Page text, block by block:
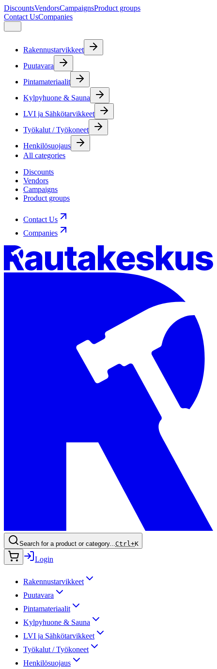
DiscountsVendorsCampaignsProduct groups
Contact UsCompanies
Rakennustarvikkeet
Puutavara
Pintamateriaalit
Kylpyhuone & Sauna
LVI ja Sähkötarvikkeet
Työkalut / Työkoneet
Henkilösuojaus
All categories
Discounts
Vendors
Campaigns
Product groups
Contact Us
Companies
Search for a product or category...Ctrl+K
Login
Rakennustarvikkeet
Puutavara
Pintamateriaalit
Kylpyhuone & Sauna
LVI ja Sähkötarvikkeet
Työkalut / Työkoneet
Henkilösuojaus